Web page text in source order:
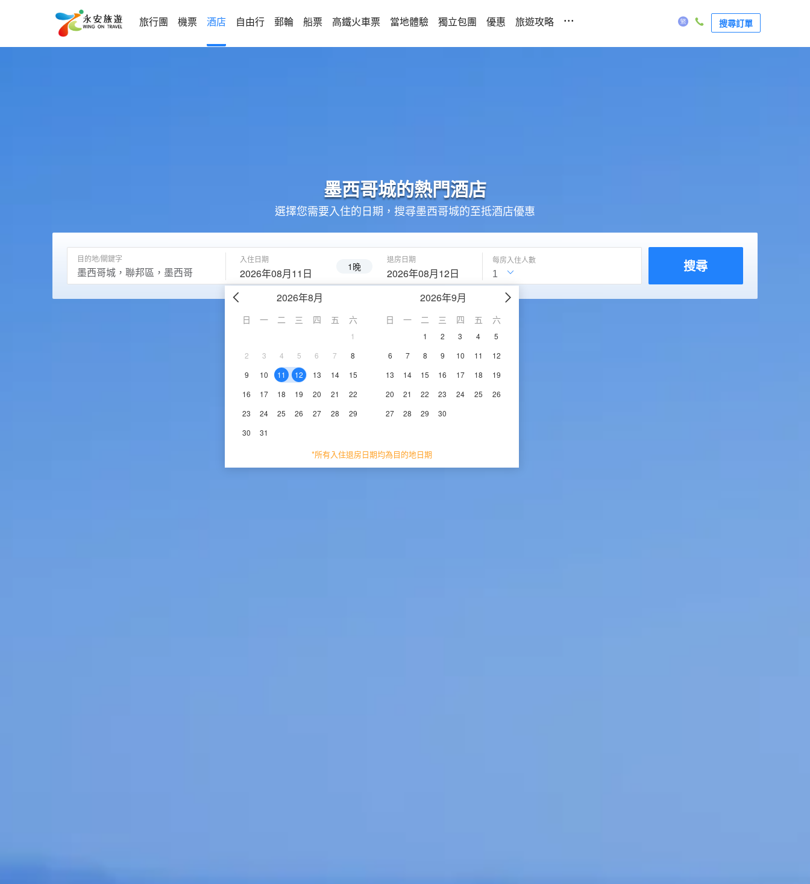
旅行團 機票 酒店 自由行 郵輪 船票 高鐵火車票 當地體驗 獨立包團 優惠 旅遊攻略 ... 搜尋訂單
墨西哥城的熱門酒店
選擇您需要入住的日期，搜尋墨西哥城的至抵酒店優惠
目的地/關鍵字 入住日期
2026年08月11日 1晚
退房日期
2026年08月12日
2026年8月
日 一 二 三 四 五 六
1
2
3 4 5 6 7
8
9
10 11 12 13 14
15
16
17 18 19 20 21
22
23
24 25 26 27 28
29
30
31
2026年9月
日 一 二 三 四 五 六
1 2 3 4
5
6
7 8 9 10 11
12
13
14 15 16 17 18
19
20
21 22 23 24 25
26
27
28 29 30
*所有入住退房日期均為目的地日期
每房入住人數 搜尋